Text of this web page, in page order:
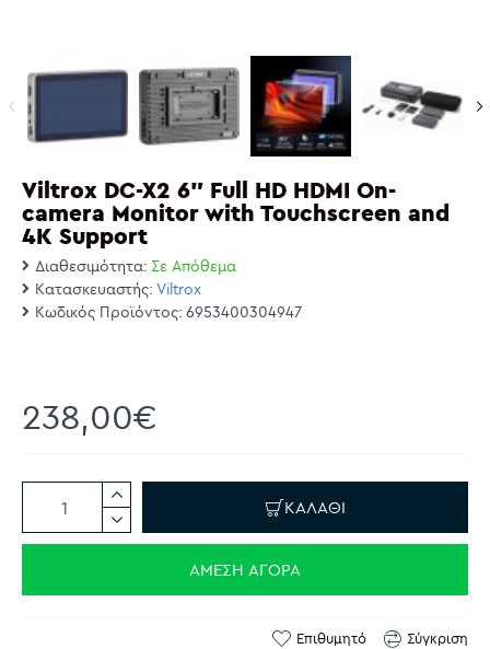
Viltrox DC-X2 6" Full HD HDMI On-
camera Monitor with Touchscreen and
4K Support
Διαθεσιμότητα: Σε Απόθεμα
Κατασκευαστής: Viltrox
Κωδικός Προϊόντος: 6953400304947
238,00€
ΚΑΛΆΘΙ
ΆΜΕΣΗ ΑΓΟΡΆ
Επιθυμητό Σύγκριση